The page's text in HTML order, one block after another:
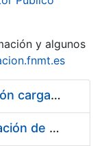
y algunos
Pliego condiciones optimización cargas compras firmado
Acuerdo marco para la fabricación de piezas